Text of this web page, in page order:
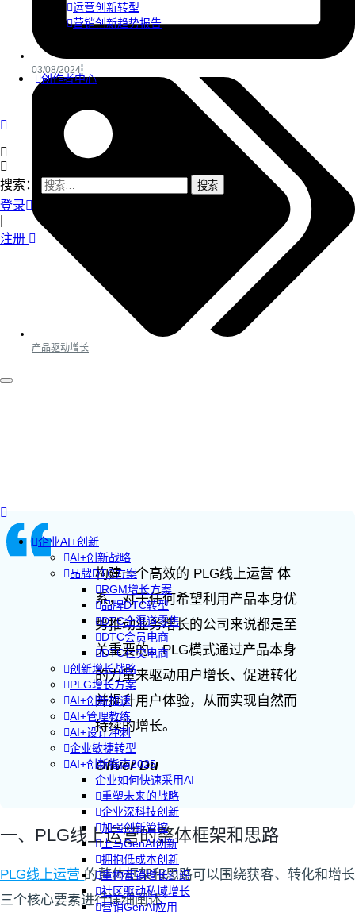
运营创新转型
营销创新趋势报告
创作者中心
搜索：
登录
注册
企业AI+创新
AI+创新战略
品牌DTC方案
RGM增长方案
品牌DTC转型
DTC全渠道零售
DTC会员电商
DTC社交电商
创新增长战略
PLG增长方案
AI+创新加速
AI+管理教练
AI+设计冲刺
企业敏捷转型
AI+创新指南2025
企业如何快速采用AI
重塑未来的战略
企业深科技创新
加强创新管控
上马GenAI创新
拥抱低成本创新
重构营销增长组织
社区驱动私域增长
营销GenAI应用
03/08/2024
产品驱动增长
构建一个高效的 PLG线上运营 体
系，对于任何希望利用产品本身优
势推动业务增长的公司来说都是至
关重要的。PLG模式通过产品本身
的力量来驱动用户增长、促进转化
并提升用户体验，从而实现自然而
持续的增长。
Oliver Du
一、PLG线上运营的整体框架和思路
PLG线上运营的整体框架和思路可以围绕获客、转化和增长
三个核心要素进行详细阐述：